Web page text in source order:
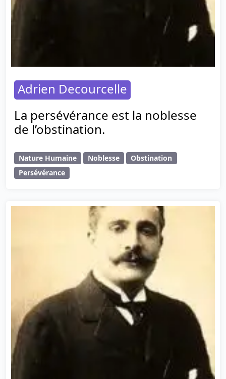
Adrien Decourcelle
La persévérance est la noblesse
de l’obstination.
Nature Humaine Noblesse
Obstination
Persévérance